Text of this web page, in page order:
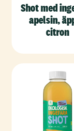
Shot med
apelsin,
citron